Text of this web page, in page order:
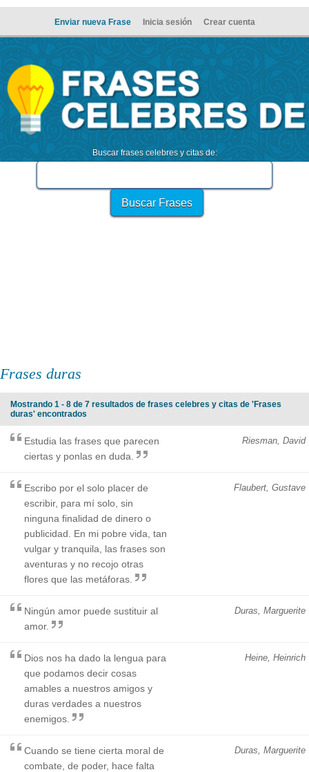
Enviar nueva Frase Inicia sesión Crear cuenta
Buscar frases celebres y citas de:
Frases duras
Mostrando 1 - 8 de 7 resultados de frases celebres y citas de 'Frases
duras' encontrados
Riesman, David
Estudia las frases que parecen
ciertas y ponlas en duda.
Flaubert, Gustave
Escribo por el solo placer de
escribir, para mí solo, sin
ninguna finalidad de dinero o
publicidad. En mi pobre vida, tan
vulgar y tranquila, las frases son
aventuras y no recojo otras
flores que las metáforas.
Duras, Marguerite
Ningún amor puede sustituir al
amor.
Heine, Heinrich
Dios nos ha dado la lengua para
que podamos decir cosas
amables a nuestros amigos y
duras verdades a nuestros
enemigos.
Duras, Marguerite
Cuando se tiene cierta moral de
combate, de poder, hace falta